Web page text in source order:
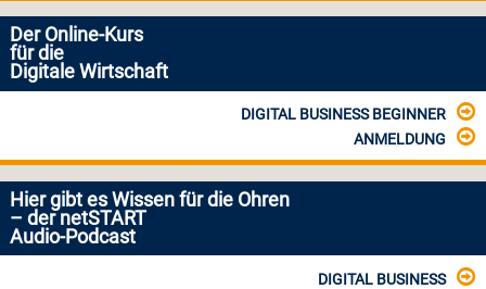
Der Online-Kurs
für die
Digitale Wirtschaft
DIGITAL BUSINESS BEGINNER
ANMELDUNG
Hier gibt es Wissen für die Ohren
– der netSTART
Audio-Podcast
DIGITAL BUSINESS